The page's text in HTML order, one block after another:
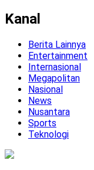
Kanal
Berita Lainnya
Entertainment
Internasional
Megapolitan
Nasional
News
Nusantara
Sports
Teknologi